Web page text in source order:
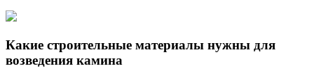
Какие строительные материалы нужны для
возведения камина